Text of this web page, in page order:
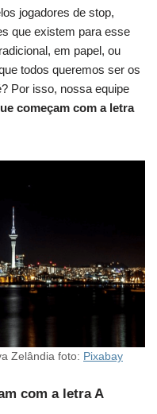
jogadores de stop,
que existem para esse
em papel, ou
todos queremos ser os
Por isso, nossa equipe
começam com a letra
Zelândia foto: Pixabay
com a letra A